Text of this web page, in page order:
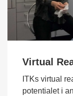
Virtual
ITKs virtual
potentialet i